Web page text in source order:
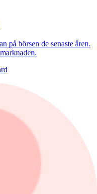
på börsen de senaste åren.
bli lika
hög fart i affärerna.
kan bli riktiga
att just storsatsningen på